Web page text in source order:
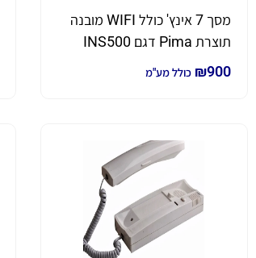
מסך 7 אינץ' כולל WIFI מובנה
תוצרת Pima דגם INS500
₪900 כולל מע"מ